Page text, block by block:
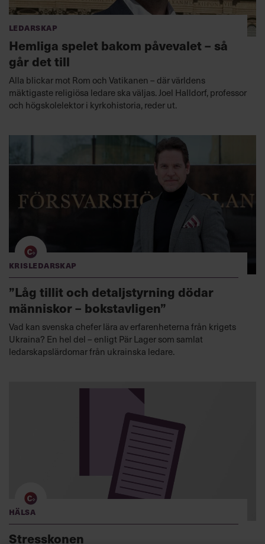
Ledarskap
Hemliga spelet bakom påvevalet – så
går det till
Alla blickar mot Rom och Vatikanen – där världens
mäktigaste religiösa ledare ska väljas. Joel Halldorf, professor
och högskolelektor i kyrkohistoria, reder ut.
Krisledarskap
”Låg tillit och detaljstyrning dödar
människor – bokstavligen”
Vad kan svenska chefer lära av erfarenheterna från krigets
Ukraina? En hel del – enligt Pär Lager som samlat
ledarskapslärdomar från ukrainska ledare.
Hälsa
Stresskonen